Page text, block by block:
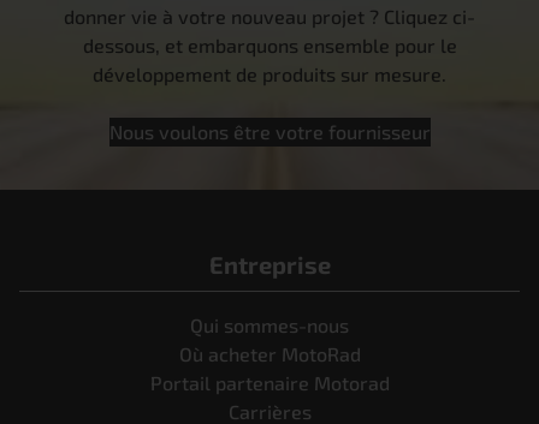
donner vie à votre nouveau projet ? Cliquez ci-
dessous, et embarquons ensemble pour le
développement de produits sur mesure.
Nous voulons être votre fournisseur
Entreprise
Qui sommes-nous
Où acheter MotoRad
Portail partenaire Motorad
Carrières